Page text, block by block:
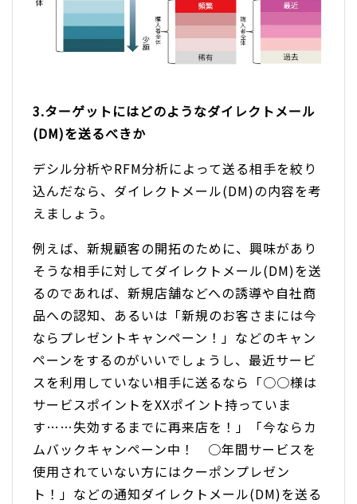
3.ターゲットにはどのようなダイレクトメール
(DM)を送るべきか
デシル分析やRFM分析によって送る相手を絞り
込んだなら、ダイレクトメール(DM)の内容を考
えましょう。
例えば、新規顧客の開拓のために、興味があり
そうな相手に対してダイレクトメール(DM)を送
るのであれば、新規店舗などへの誘導や自社商
品への認知、あるいは「新規のお客さまには今
ならプレゼントキャンペーン！」などのキャン
ペーンをするのがいいでしょうし、最近サービ
スを利用していない相手に送るなら「○○様は
サービスポイントをXXポイント持っていま
す……失効するまでに再来店を！」「今ならカ
ムバックキャンペーン中！ ○年間サービスを
使用されていない方にはクーポンプレゼン
ト！」などの通知ダイレクトメール(DM)を送る